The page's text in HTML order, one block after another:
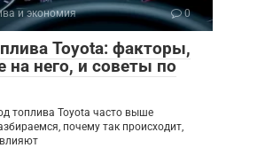
и экономия 0
Toyota: факторы,
него, и советы по
топлива Toyota часто выше
почему так происходит,